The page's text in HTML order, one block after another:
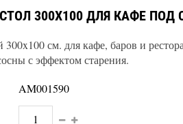
300X100 ДЛЯ КАФЕ ПОД
см. для кафе, баров и
с эффектом старения.
AM001590